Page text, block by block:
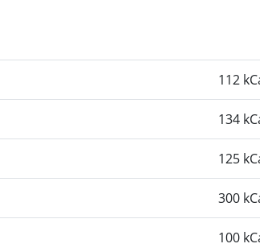
112
134
125
300
100